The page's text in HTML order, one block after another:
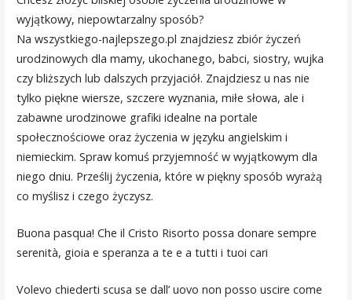
wyjątkowy, niepowtarzalny sposób?
Na wszystkiego-najlepszego.pl znajdziesz zbiór życzeń
urodzinowych dla mamy, ukochanego, babci, siostry, wujka
czy bliższych lub dalszych przyjaciół. Znajdziesz u nas nie
tylko piękne wiersze, szczere wyznania, miłe słowa, ale i
zabawne urodzinowe grafiki idealne na portale
społecznościowe oraz życzenia w języku angielskim i
niemieckim. Spraw komuś przyjemność w wyjątkowym dla
niego dniu. Prześlij życzenia, które w piękny sposób wyrażą
co myślisz i czego życzysz.
Buona pasqua! Che il Cristo Risorto possa donare sempre
serenità, gioia e speranza a te e a tutti i tuoi cari
Volevo chiederti scusa se dall’ uovo non posso uscire come